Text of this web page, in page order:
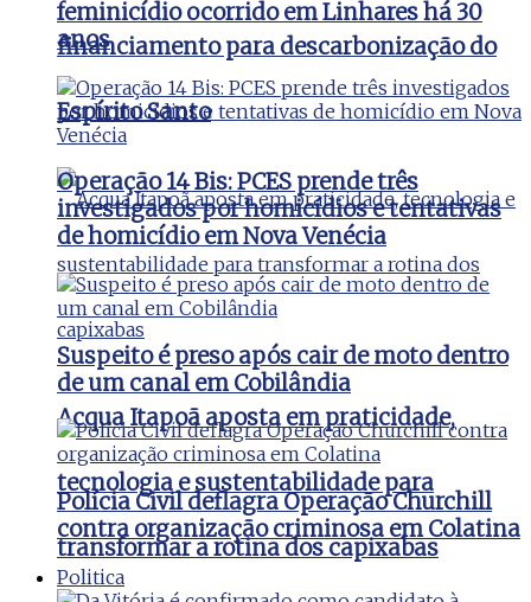
financiamento para descarbonização do
Espírito Santo
Acqua Itapoã aposta em praticidade,
tecnologia e sustentabilidade para
transformar a rotina dos capixabas
feminicídio ocorrido em Linhares há 30
anos
Operação 14 Bis: PCES prende três
investigados por homicídios e tentativas
de homicídio em Nova Venécia
Suspeito é preso após cair de moto dentro
de um canal em Cobilândia
Polícia Civil deflagra Operação Churchill
contra organização criminosa em Colatina
Politica